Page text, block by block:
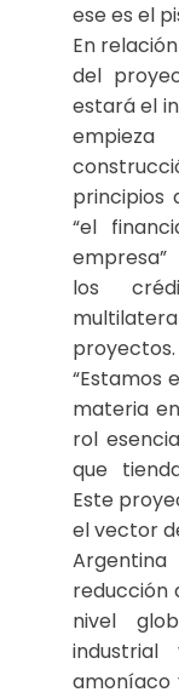
ese es el
En
del
estará el
principios
“el
los
proyectos.
“Estamos
materia
rol
que
Este
el vector
reducción
nivel
amoníaco